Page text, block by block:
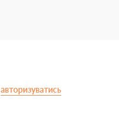
авторизуватись